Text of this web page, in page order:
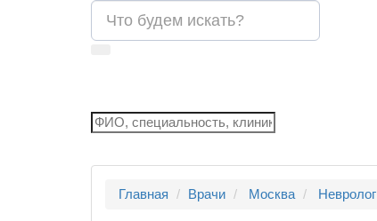
Главная
Врачи Москва Невролог